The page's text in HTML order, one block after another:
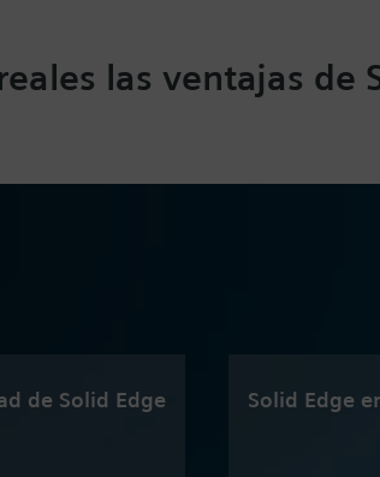
las ventajas de
de Solid Edge Solid Edge